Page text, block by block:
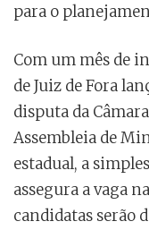
para o
Com um mês de
de Juiz de Fora
disputa da
Assembleia de
estadual, a
assegura a vaga
candidatas serão